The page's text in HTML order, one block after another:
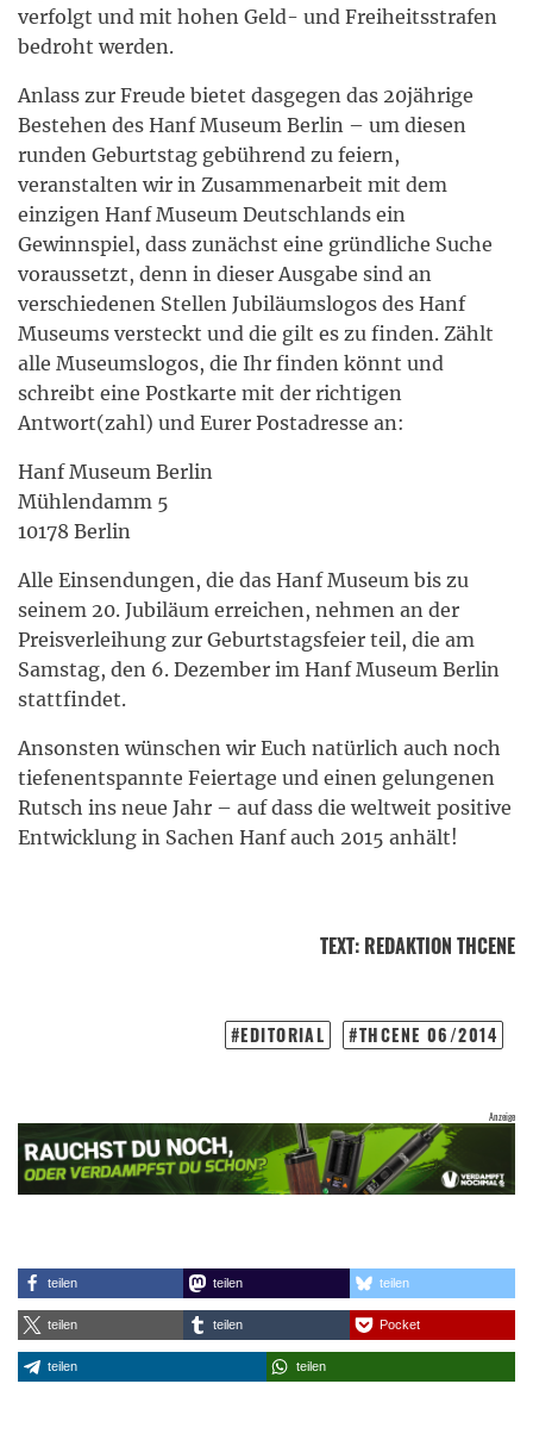
verfolgt und mit hohen Geld- und Freiheitsstrafen
bedroht werden.
Anlass zur Freude bietet dasgegen das 20jährige
Bestehen des Hanf Museum Berlin – um diesen
runden Geburtstag gebührend zu feiern,
veranstalten wir in Zusammenarbeit mit dem
einzigen Hanf Museum Deutschlands ein
Gewinnspiel, dass zunächst eine gründliche Suche
voraussetzt, denn in dieser Ausgabe sind an
verschiedenen Stellen Jubiläumslogos des Hanf
Museums versteckt und die gilt es zu finden. Zählt
alle Museumslogos, die Ihr finden könnt und
schreibt eine Postkarte mit der richtigen
Antwort(zahl) und Eurer Postadresse an:
Hanf Museum Berlin
Mühlendamm 5
10178 Berlin
Alle Einsendungen, die das Hanf Museum bis zu
seinem 20. Jubiläum erreichen, nehmen an der
Preisverleihung zur Geburtstagsfeier teil, die am
Samstag, den 6. Dezember im Hanf Museum Berlin
stattfindet.
Ansonsten wünschen wir Euch natürlich auch noch
tiefenentspannte Feiertage und einen gelungenen
Rutsch ins neue Jahr – auf dass die weltweit positive
Entwicklung in Sachen Hanf auch 2015 anhält!
TEXT: REDAKTION THCENE
EDITORIAL THCENE 06/2014
teilen teilen teilen
teilen teilen Pocket
teilen teilen